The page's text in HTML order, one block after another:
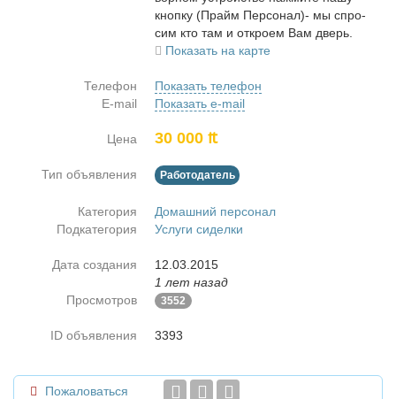
кноп­ку (Прайм Пер­со­нал)- мы спро­
сим кто там и от­кро­ем Вам дверь.
Показать на карте
Телефон
Показать телефон
E-mail
Показать e-mail
Цена 30 000 ₶
Тип объявления Работодатель
Категория
Домашний персонал
Подкатегория
Услуги сиделки
Дата создания
12.03.2015
1 лет назад
Просмотров
3552
ID объявления 3393
Пожаловаться